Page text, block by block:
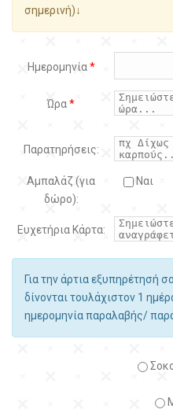
σημερινή)↓
Ημερομηνία*
Ώρα*
Παρατηρήσεις:
Αμπαλάζ (για
δώρο):
Ναι
Ευχετήρια Κάρτα:
Για την άρτια εξυπηρέτησή
δίνονται τουλάχιστον 1
ημερομηνία παραλαβής/